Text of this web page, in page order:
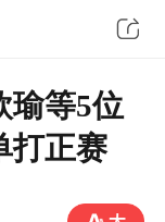
瑜等5位
打正赛